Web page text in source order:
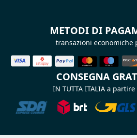
METODI DI
transazioni economiche
CONSEGNA
IN TUTTA ITALIA a partire